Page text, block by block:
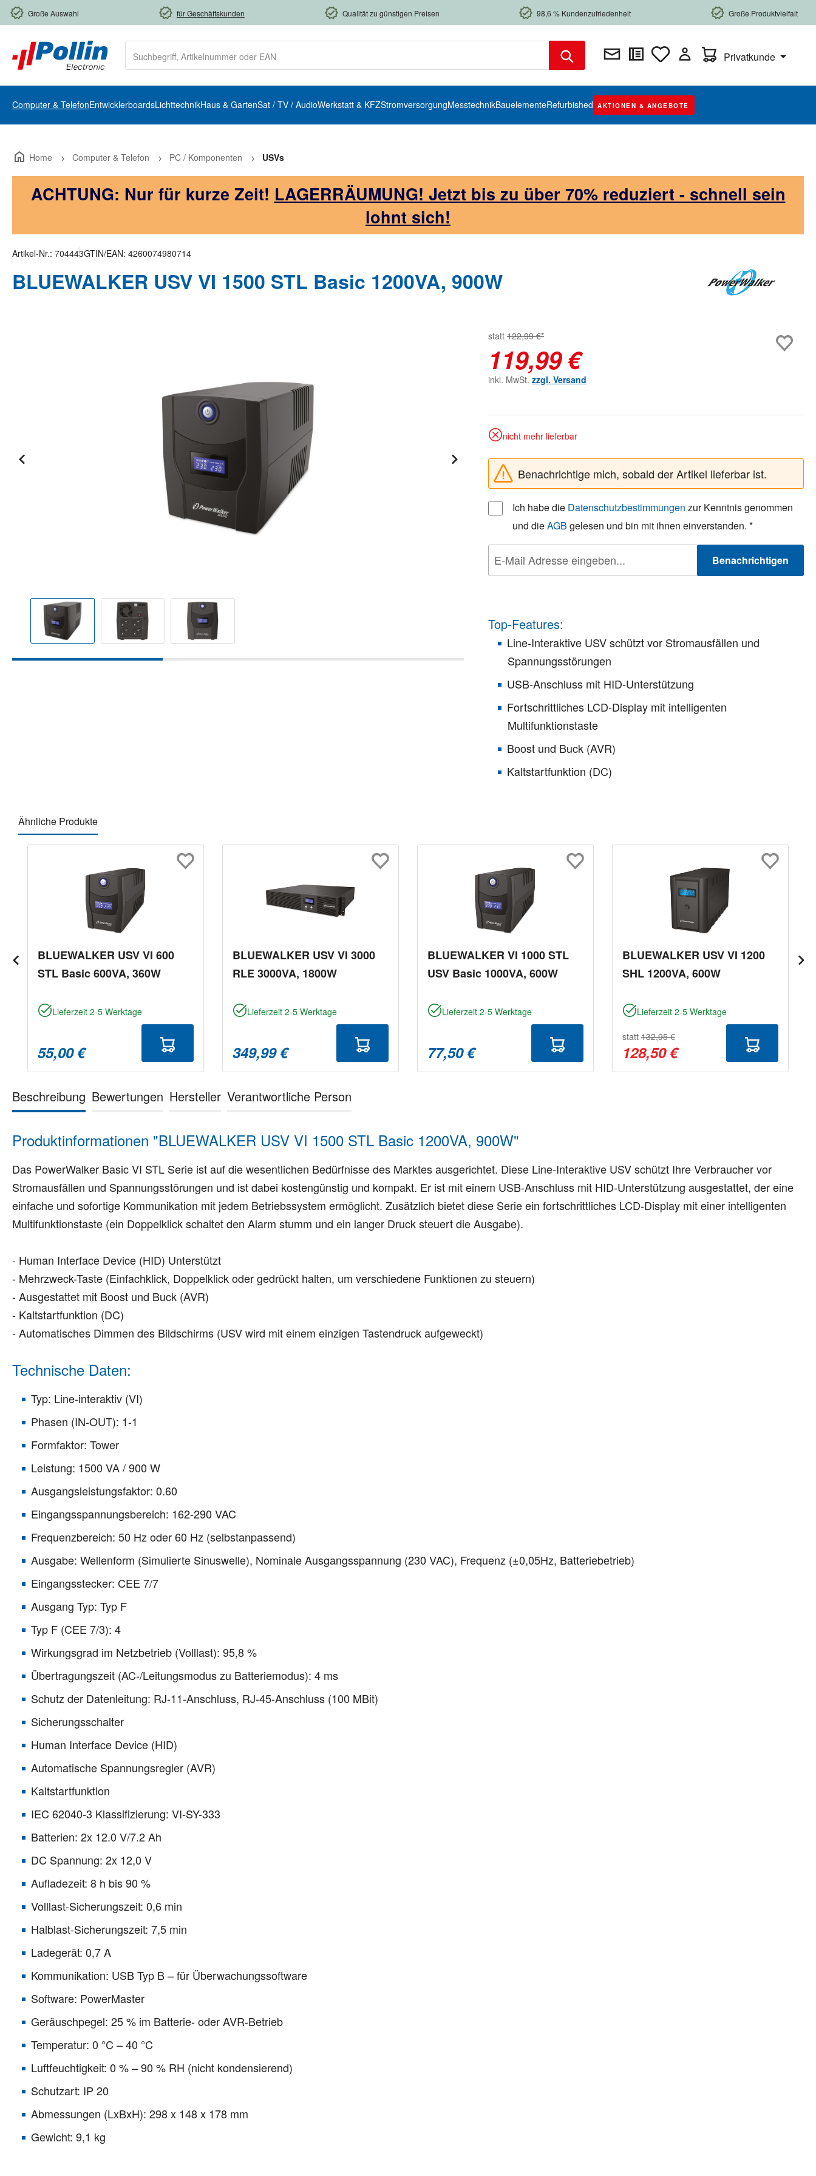
Hauptinhalt springen
Zur Suche springen
Zur Hauptnavigation springen
Große Auswahl für Geschäftskunden Qualität zu günstigen Preisen 98,6 % Kundenzufriedenheit Große Produktvielfalt
Warenkorb enthält 0
Privatkunde
Computer & TelefonEntwicklerboardsLichttechnikHaus & GartenSat / TV / AudioWerkstatt & KFZStromversorgungMesstechnikBauelementeRefurbished AKTIONEN & ANGEBOTE
Home Computer & Telefon PC / Komponenten USVs
ACHTUNG: Nur für kurze Zeit! LAGERRÄUMUNG! Jetzt bis zu über 70% reduziert - schnell sein
lohnt sich!
Artikel-Nr.: 704443GTIN/EAN: 4260074980714
BLUEWALKER USV VI 1500 STL Basic 1200VA, 900W
statt 122,99 €*
119,99 €
inkl. MwSt. zzgl. Versand
nicht mehr lieferbar
Benachrichtige mich, sobald der Artikel lieferbar ist.
Ich habe die Datenschutzbestimmungen zur Kenntnis genommen
und dieAGB gelesen und bin mit ihnen einverstanden. *
Benachrichtigen
Top-Features:
Line-Interaktive USV schützt vor Stromausfällen und
Spannungsstörungen
USB-Anschluss mit HID-Unterstützung
Fortschrittliches LCD-Display mit intelligenten
Multifunktionstaste
Boost und Buck (AVR)
Kaltstartfunktion (DC)
Ähnliche Produkte
BLUEWALKER USV VI 600
STL Basic 600VA, 360W
Lieferzeit 2-5 Werktage
55,00 €
BLUEWALKER USV VI 3000
RLE 3000VA, 1800W
Lieferzeit 2-5 Werktage
349,99 €
BLUEWALKER VI 1000 STL
USV Basic 1000VA, 600W
Lieferzeit 2-5 Werktage
77,50 €
BLUEWALKER USV VI 1200
SHL 1200VA, 600W
Lieferzeit 2-5 Werktage
statt 132,95 €
128,50 €
Beschreibung Bewertungen Hersteller Verantwortliche Person
Produktinformationen "BLUEWALKER USV VI 1500 STL Basic 1200VA, 900W"
Das PowerWalker Basic VI STL Serie ist auf die wesentlichen Bedürfnisse des Marktes ausgerichtet. Diese Line-Interaktive USV schützt Ihre Verbraucher vor
Stromausfällen und Spannungsstörungen und ist dabei kostengünstig und kompakt. Er ist mit einem USB-Anschluss mit HID-Unterstützung ausgestattet, der eine
einfache und sofortige Kommunikation mit jedem Betriebssystem ermöglicht. Zusätzlich bietet diese Serie ein fortschrittliches LCD-Display mit einer intelligenten
Multifunktionstaste (ein Doppelklick schaltet den Alarm stumm und ein langer Druck steuert die Ausgabe).
- Human Interface Device (HID) Unterstützt
- Mehrzweck-Taste (Einfachklick, Doppelklick oder gedrückt halten, um verschiedene Funktionen zu steuern)
- Ausgestattet mit Boost und Buck (AVR)
- Kaltstartfunktion (DC)
- Automatisches Dimmen des Bildschirms (USV wird mit einem einzigen Tastendruck aufgeweckt)
Technische Daten:
Typ: Line-interaktiv (VI)
Phasen (IN-OUT): 1-1
Formfaktor: Tower
Leistung: 1500 VA / 900 W
Ausgangsleistungsfaktor: 0.60
Eingangsspannungsbereich: 162-290 VAC
Frequenzbereich: 50 Hz oder 60 Hz (selbstanpassend)
Ausgabe: Wellenform (Simulierte Sinuswelle), Nominale Ausgangsspannung (230 VAC), Frequenz (±0,05Hz, Batteriebetrieb)
Eingangsstecker: CEE 7/7
Ausgang Typ: Typ F
Typ F (CEE 7/3): 4
Wirkungsgrad im Netzbetrieb (Volllast): 95,8 %
Übertragungszeit (AC-/Leitungsmodus zu Batteriemodus): 4 ms
Schutz der Datenleitung: RJ-11-Anschluss, RJ-45-Anschluss (100 MBit)
Sicherungsschalter
Human Interface Device (HID)
Automatische Spannungsregler (AVR)
Kaltstartfunktion
IEC 62040-3 Klassifizierung: VI-SY-333
Batterien: 2x 12.0 V/7.2 Ah
DC Spannung: 2x 12,0 V
Aufladezeit: 8 h bis 90 %
Volllast-Sicherungszeit: 0,6 min
Halblast-Sicherungszeit: 7,5 min
Ladegerät: 0,7 A
Kommunikation: USB Typ B – für Überwachungssoftware
Software: PowerMaster
Geräuschpegel: 25 % im Batterie- oder AVR-Betrieb
Temperatur: 0 °C – 40 °C
Luftfeuchtigkeit: 0 % – 90 % RH (nicht kondensierend)
Schutzart: IP 20
Abmessungen (LxBxH): 298 x 148 x 178 mm
Gewicht: 9,1 kg